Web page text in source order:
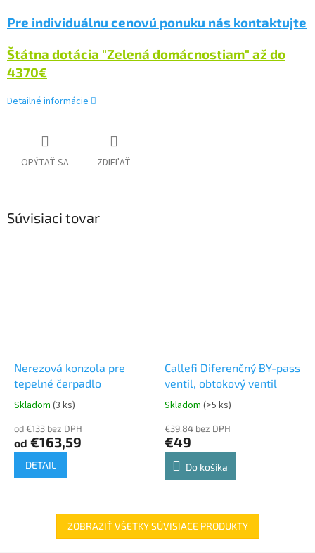
Pre individuálnu cenovú ponuku nás kontaktujte
Štátna dotácia "Zelená domácnostiam" až do
4370€
Detailné informácie
OPÝTAŤ SA ZDIEĽAŤ
Súvisiaci tovar
Nerezová konzola pre
tepelné čerpadlo
Skladom (3 ks)
od €133 bez DPH
od €163,59
DETAIL
Callefi Diferenčný BY-pass
ventil, obtokový ventil
Skladom (>5 ks)
€39,84 bez DPH
€49
Do košíka
ZOBRAZIŤ VŠETKY SÚVISIACE PRODUKTY